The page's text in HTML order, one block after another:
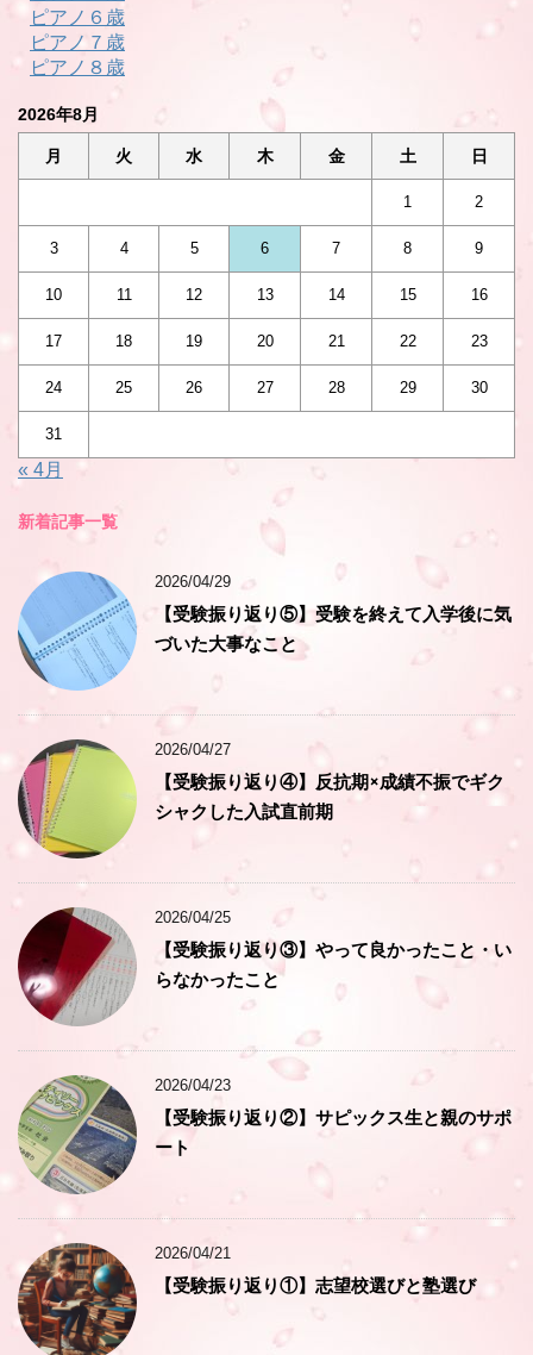
ピアノ６歳
ピアノ７歳
ピアノ８歳
2026年8月
月 火 水 木 金 土 日
1 2
3 4 5 6 7 8 9
10 11 12 13 14 15 16
17 18 19 20 21 22 23
24 25 26 27 28 29 30
31
« 4月
新着記事一覧
2026/04/29
【受験振り返り⑤】受験を終えて入学後に気
づいた大事なこと
2026/04/27
【受験振り返り④】反抗期×成績不振でギク
シャクした入試直前期
2026/04/25
【受験振り返り③】やって良かったこと・い
らなかったこと
2026/04/23
【受験振り返り②】サピックス生と親のサポ
ート
2026/04/21
【受験振り返り①】志望校選びと塾選び